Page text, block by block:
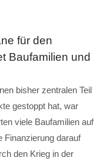
für den
Baufamilien und
bisher zentralen Teil
gestoppt hat, war
viele Baufamilien auf
Finanzierung darauf
den Krieg in der